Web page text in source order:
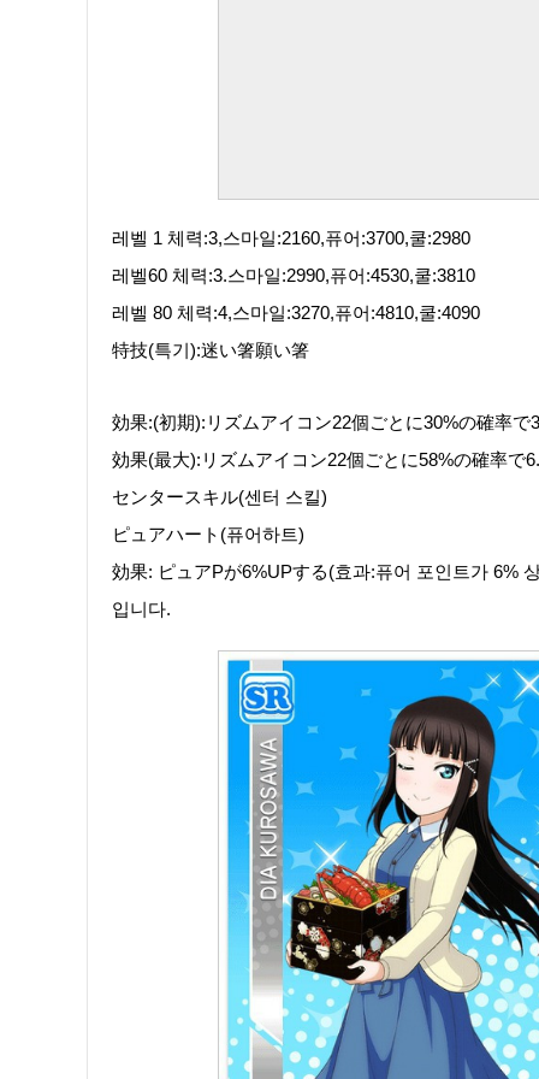
레벨 1 체력:3,스마일:2160,퓨어:3700,쿨:2980
레벨60 체력:3.스마일:2990,퓨어:4530,쿨:3810
레벨 80 체력:4,스마일:3270,퓨어:4810,쿨:4090
特技(특기):迷い箸願い箸
効果:(初期):リズムアイコン22個ごとに30%の確率
効果(最大):リズムアイコン22個ごとに58%の確率
センタースキル(센터 스킬)
ピュアハート(퓨어하트)
効果: ピュアPが6%UPする(효과:퓨어 포인트가 6%
입니다.